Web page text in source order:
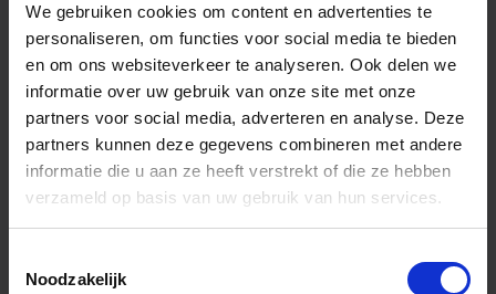
We gebruiken cookies om content en advertenties te
personaliseren, om functies voor social media te bieden
en om ons websiteverkeer te analyseren. Ook delen we
informatie over uw gebruik van onze site met onze
partners voor social media, adverteren en analyse. Deze
partners kunnen deze gegevens combineren met andere
informatie die u aan ze heeft verstrekt of die ze hebben
verzameld op basis van uw gebruik van hun services.
Noodzakelijk
investeringen in apparatuur en onderhoud, het
inhuren van extra personeel, en de noodzaak
van voldoende ruimte voor de wasfaciliteiten.
Het is dus belangrijk voor een zorginstelling om
een afweging te maken tussen deze factoren
voordat een keuze wordt gemaakt